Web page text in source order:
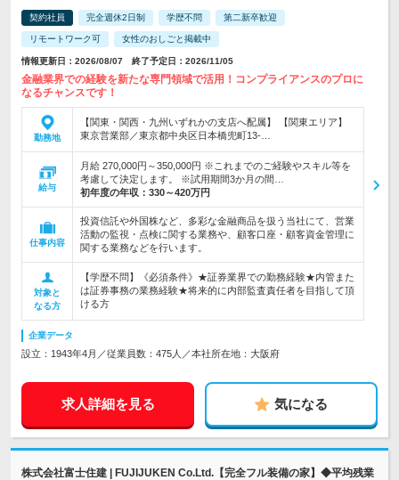
契約社員 完全週休2日制 学歴不問 第二新卒歓迎
リモートワーク可 女性のおしごと掲載中
情報更新日：2026/08/07 終了予定日：2026/11/05
金融業界での経験を新たな専門領域で活用！コンプライアンスのプロに
なるチャンスです！
勤務地
【関東・関西・九州いずれかの支店へ配属】 【関東エリア】
東京営業部／東京都中央区日本橋兜町13-…
給与
月給 270,000円～350,000円 ※これまでのご経験やスキル等を
考慮して決定します。 ※試用期間3か月の間…
初年度の年収： 330～420万円
仕事内容
投資信託や外国株など、多彩な金融商品を扱う当社にて、営業
活動の監視・点検に関する業務や、顧客口座・顧客資金管理に
関する業務などを行います。
対象と
なる方
【学歴不問】《必須条件》★証券業界での勤務経験★内管また
は証券事務の業務経験★将来的に内部監査責任者を目指して頂
ける方
企業データ
設立：1943年4月／従業員数：475人／本社所在地：大阪府
求人詳細を見る 気になる
株式会社富士住建 | FUJIJUKEN Co.Ltd.【完全フル装備の家】◆平均残業